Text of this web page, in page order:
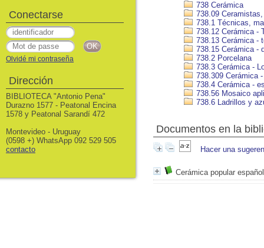
738 Cerámica
738.09
738.1 Técnicas,
738.12 Cerámica -
738.13 Cerámica -
738.15 Cerámica -
738.2 Porcelana
738.3 Cerámica -
738.309 Cerámica
738.4 Cerámica -
738.56 Mosaico
738.6 Ladrillos y
Documentos en la
Hacer una
Cerámica popular
Conectarse
Olvidé mi contraseña
Dirección
BIBLIOTECA "Antonio Pena"
Durazno 1577 - Peatonal Encina
1578 y Peatonal Sarandí 472
Montevideo - Uruguay
(0598 +) WhatsApp 092 529 505
contacto